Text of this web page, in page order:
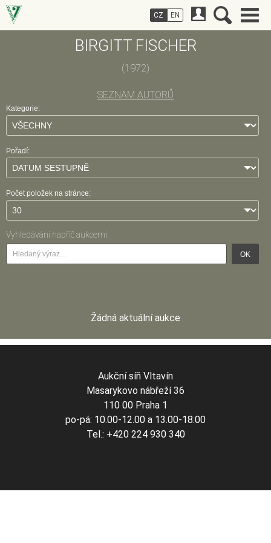
BIRGITT FISCHER
(1972)
SEZNAM AUTORŮ
Kategorie:
Pořadí:
Počet položek na stránce:
Vyhledávání napříč aukcemi:
OK
Žádná aktuální aukce
CZ EN
Aukční síň Vltavín
Masarykovo nábřeží 36
110 00 Praha 1
po-pá: 10.00-12.00 a 13.00-18.00
Tel.: +420 224 930 340